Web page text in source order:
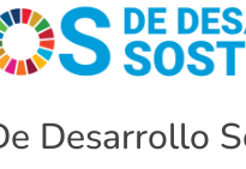
Desarrollo